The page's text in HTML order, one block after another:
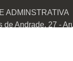
ADMINSTRATIVA
de Andrade, 27 -